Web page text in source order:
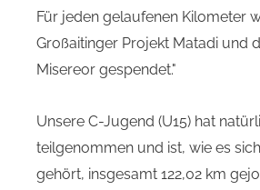
Für jeden gelaufenen Kilometer
Großaitinger Projekt Matadi und
Misereor gespendet."
Unsere C-Jugend (U15) hat
teilgenommen und ist, wie es
gehört, insgesamt 122,02 km